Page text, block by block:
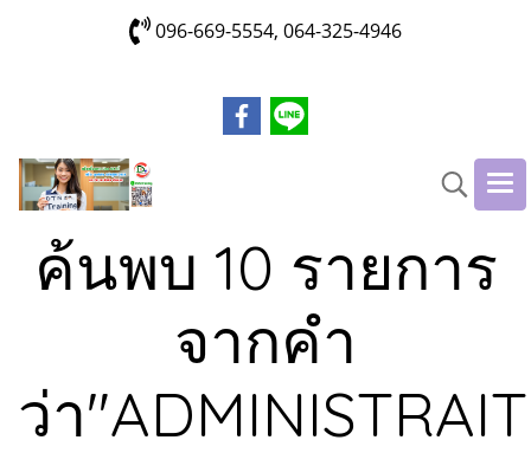
096-669-5554, 064-325-4946
ค้นพบ 10 รายการ
จากคำ
ว่า